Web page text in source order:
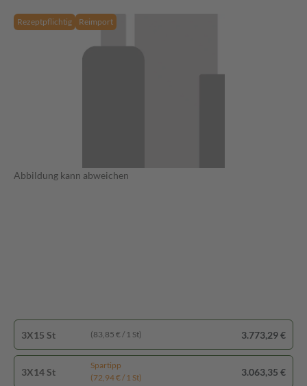
Rezeptpflichtig Reimport
Abbildung kann abweichen
3X15 St (83,85 € / 1 St) 3.773,29 €
3X14 St
Spartipp
(72,94 € / 1 St)
3.063,35 €